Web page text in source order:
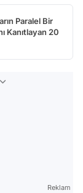
Paralel Bir
Kanıtlayan 20
Reklam